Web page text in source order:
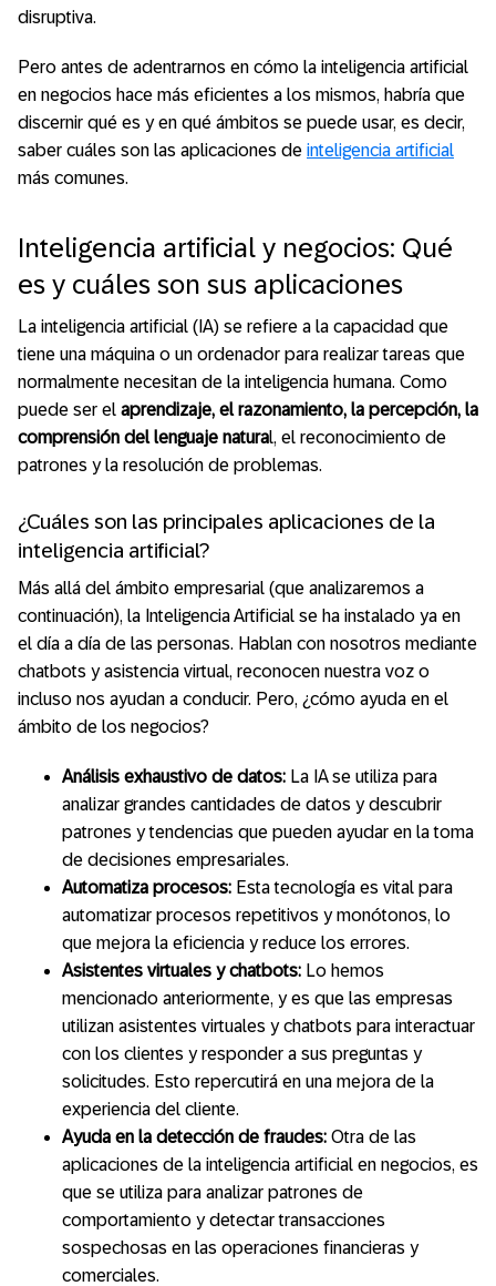
disruptiva.
Pero antes de adentrarnos en cómo la inteligencia artificial
en negocios hace más eficientes a los mismos, habría que
discernir qué es y en qué ámbitos se puede usar, es decir,
saber cuáles son las aplicaciones de inteligencia artificial
más comunes.
Inteligencia artificial y negocios: Qué
es y cuáles son sus aplicaciones
La inteligencia artificial (IA) se refiere a la capacidad que
tiene una máquina o un ordenador para realizar tareas que
normalmente necesitan de la inteligencia humana. Como
puede ser el aprendizaje, el razonamiento, la percepción, la
comprensión del lenguaje natural, el reconocimiento de
patrones y la resolución de problemas.
¿Cuáles son las principales aplicaciones de la
inteligencia artificial?
Más allá del ámbito empresarial (que analizaremos a
continuación), la Inteligencia Artificial se ha instalado ya en
el día a día de las personas. Hablan con nosotros mediante
chatbots y asistencia virtual, reconocen nuestra voz o
incluso nos ayudan a conducir. Pero, ¿cómo ayuda en el
ámbito de los negocios?
Análisis exhaustivo de datos: La IA se utiliza para
analizar grandes cantidades de datos y descubrir
patrones y tendencias que pueden ayudar en la toma
de decisiones empresariales.
Automatiza procesos: Esta tecnología es vital para
automatizar procesos repetitivos y monótonos, lo
que mejora la eficiencia y reduce los errores.
Asistentes virtuales y chatbots: Lo hemos
mencionado anteriormente, y es que las empresas
utilizan asistentes virtuales y chatbots para interactuar
con los clientes y responder a sus preguntas y
solicitudes. Esto repercutirá en una mejora de la
experiencia del cliente.
Ayuda en la detección de fraudes: Otra de las
aplicaciones de la inteligencia artificial en negocios, es
que se utiliza para analizar patrones de
comportamiento y detectar transacciones
sospechosas en las operaciones financieras y
comerciales.